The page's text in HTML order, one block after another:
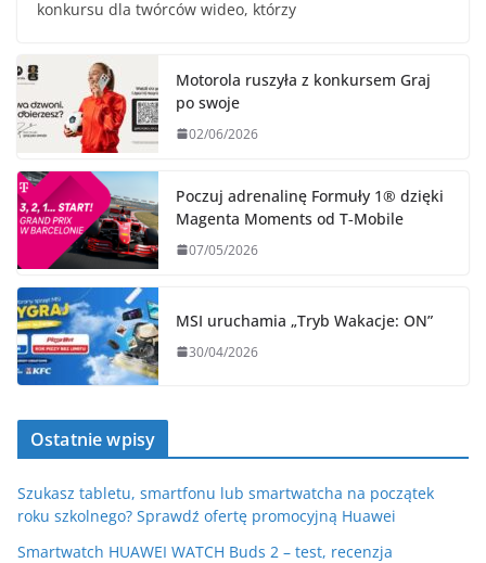
konkursu dla twórców wideo, którzy
Motorola ruszyła z konkursem Graj
po swoje
02/06/2026
Poczuj adrenalinę Formuły 1® dzięki
Magenta Moments od T‑Mobile
07/05/2026
MSI uruchamia „Tryb Wakacje: ON”
30/04/2026
Ostatnie wpisy
Szukasz tabletu, smartfonu lub smartwatcha na początek
roku szkolnego? Sprawdź ofertę promocyjną Huawei
Smartwatch HUAWEI WATCH Buds 2 – test, recenzja